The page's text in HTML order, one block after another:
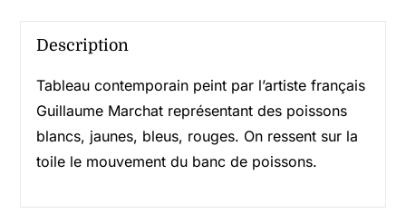
Description
Tableau contemporain peint par l’artiste français
Guillaume Marchat représentant des poissons
blancs, jaunes, bleus, rouges. On ressent sur la
toile le mouvement du banc de poissons.